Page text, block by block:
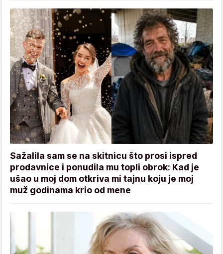
Sažalila sam se na skitnicu što prosi ispred
prodavnice i ponudila mu topli obrok: Kad je
ušao u moj dom otkriva mi tajnu koju je moj
muž godinama krio od mene